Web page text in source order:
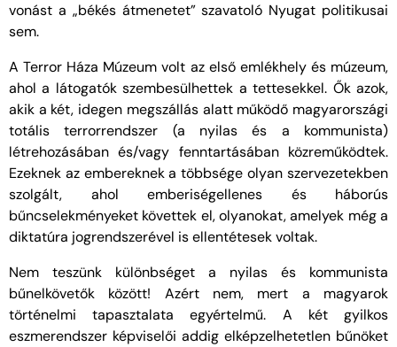
vonást a „békés átmenetet” szavatoló Nyugat politikusai
sem.
A Terror Háza Múzeum volt az első emlékhely és múzeum,
ahol a látogatók szembesülhettek a tettesekkel. Ők azok,
akik a két, idegen megszállás alatt működő magyarországi
totális terrorrendszer (a nyilas és a kommunista)
létrehozásában és/vagy fenntartásában közreműködtek.
Ezeknek az embereknek a többsége olyan szervezetekben
szolgált, ahol emberiségellenes és háborús
bűncselekményeket követtek el, olyanokat, amelyek még a
diktatúra jogrendszerével is ellentétesek voltak.
Nem teszünk különbséget a nyilas és kommunista
bűnelkövetők között! Azért nem, mert a magyarok
történelmi tapasztalata egyértelmű. A két gyilkos
eszmerendszer képviselői addig elképzelhetetlen bűnöket